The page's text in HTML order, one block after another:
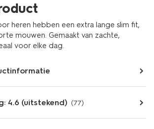
heren hebben een extra lange slim fit,
mouwen. Gemaakt van zachte,
voor elke dag.
4.6 (uitstekend) (77)